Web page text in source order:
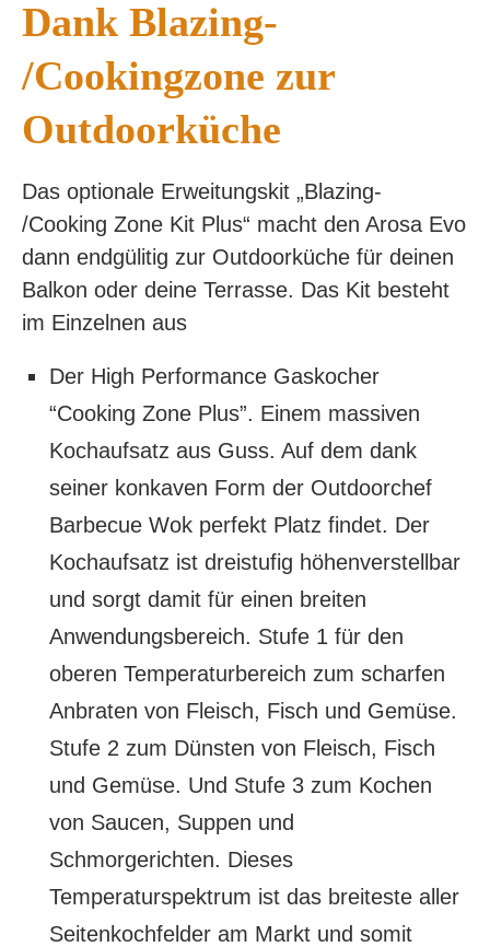
Dank Blazing-
/Cookingzone zur
Outdoorküche
Das optionale Erweitungskit „Blazing-
/Cooking Zone Kit Plus“ macht den Arosa Evo
dann endgülitig zur Outdoorküche für deinen
Balkon oder deine Terrasse. Das Kit besteht
im Einzelnen aus
Der High Performance Gaskocher
“Cooking Zone Plus”. Einem massiven
Kochaufsatz aus Guss. Auf dem dank
seiner konkaven Form der Outdoorchef
Barbecue Wok perfekt Platz findet. Der
Kochaufsatz ist dreistufig höhenverstellbar
und sorgt damit für einen breiten
Anwendungsbereich. Stufe 1 für den
oberen Temperaturbereich zum scharfen
Anbraten von Fleisch, Fisch und Gemüse.
Stufe 2 zum Dünsten von Fleisch, Fisch
und Gemüse. Und Stufe 3 zum Kochen
von Saucen, Suppen und
Schmorgerichten. Dieses
Temperaturspektrum ist das breiteste aller
Seitenkochfelder am Markt und somit